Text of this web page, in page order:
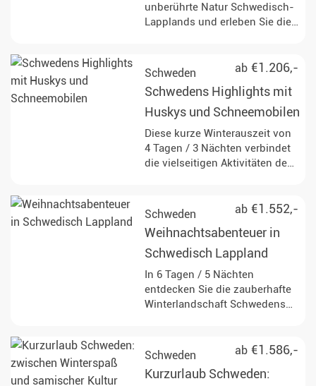
unberührte Natur Schwedisch-
Lapplands und erleben Sie die
die dichten Wälder und über
die zugefrorenen Seen ziehen.
Lernen Sie die Schönheit der
Umgebung bei einer
Schneeschuhwanderung
kennen und bewundern Sie mit
etwas Glück die tanzenden
ab €1.206,-
Schweden
Schwedens Highlights mit
Huskys und Schneemobilen
Diese kurze Winterauszeit von
4 Tagen / 3 Nächten verbindet
die vielseitigen Aktivitäten des
ab €1.552,-
Schweden
Weihnachtsabenteuer in
Schwedisch Lappland
In 6 Tagen / 5 Nächten
entdecken Sie die zauberhafte
Winterlandschaft Schwedens
die samische Kultur kennen
und beobachten die
beeindruckenden Nordlichter.
ab €1.586,-
Schweden
Kurzurlaub Schweden: